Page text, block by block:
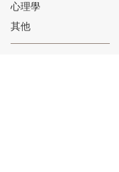
心理學
其他